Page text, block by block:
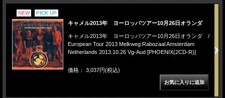
NEW PICK UP
キャメル2013年 ヨーロッパツアー10月26日オランダ
キャメル2013年 ヨーロッパツアー10月26日オランダ /
European Tour 2013 Melkweg:Rabozaal Amsterdam
Netherlands 2013.10.26 Vg-Aud [PHOENIX(2CD-R)]
価格： 3,037円(税込)